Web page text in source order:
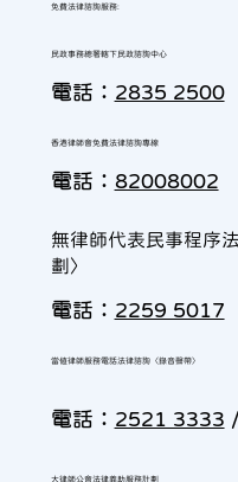
民政事務總署轄下民政諮詢中心
電話： 2835 2500
免費法律諮詢服務:
香港律師會免費法律諮詢專線
電話： 82008002
大律師公會法律義助服務計劃
無律師代表民事程序
劃〉
電話： 2259 5017
當值律師服務電話法律諮詢〈錄音聲帶〉
電話： 2521 3333 /